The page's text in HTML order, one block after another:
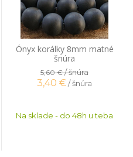
Ónyx korálky 8mm matné
šnúra
5,60 €/ šnúra
3,40 €/ šnúra
Na sklade - do 48h u teba